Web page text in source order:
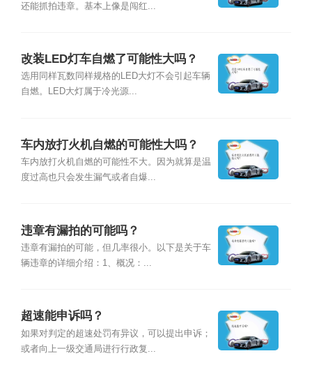
还能抓拍违章。基本上像是闯红...
改装LED灯车自燃了可能性大吗？
选用同样瓦数同样规格的LED大灯不会引起车辆
自燃。LED大灯属于冷光源...
车内放打火机自燃的可能性大吗？
车内放打火机自燃的可能性不大。因为就算是温
度过高也只会发生漏气或者自爆...
违章有漏拍的可能吗？
违章有漏拍的可能，但几率很小。以下是关于车
辆违章的详细介绍：1、概况：...
超速能申诉吗？
如果对判定的超速处罚有异议，可以提出申诉；
或者向上一级交通局进行行政复...